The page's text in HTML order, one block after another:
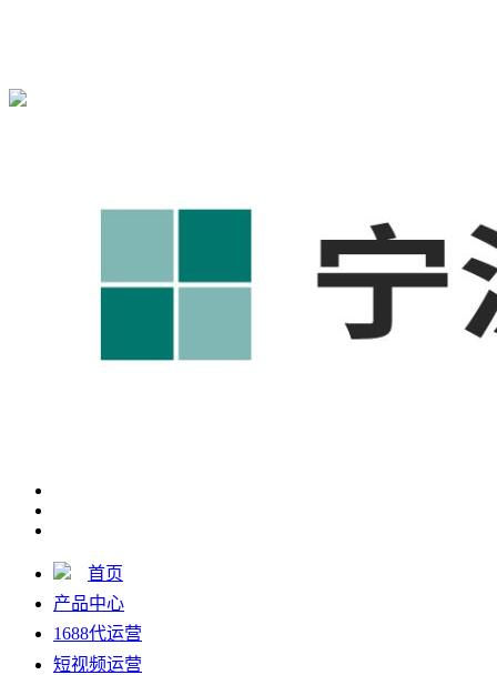
首页
产品中心
1688代运营
短视频运营